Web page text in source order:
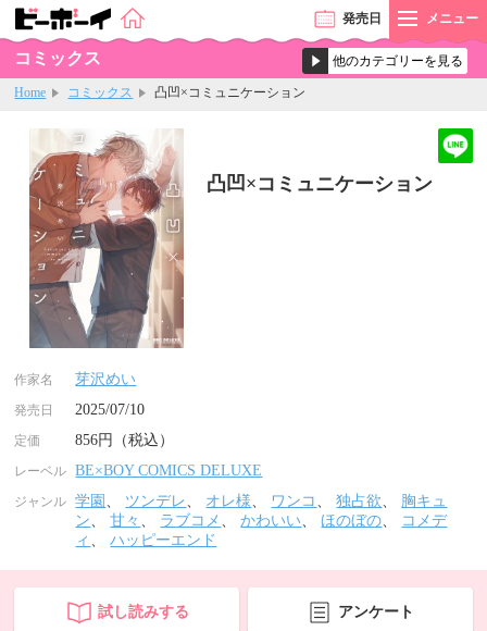
発売日 メニュー
コミックス
Home コミックス 凸凹×コミュニケーション
凸凹×コミュニケーション
作家名 芽沢めい
発売日 2025/07/10
定価 856円（税込）
レーベル BE×BOY COMICS DELUXE
ジャンル 学園 、 ツンデレ 、 オレ様、 ワンコ 、独占欲、 胸キュ
ン、甘々 、 ラブコメ 、かわいい、ほのぼの、
コメデ
ィ 、ハッピーエンド
試し読みする アンケート